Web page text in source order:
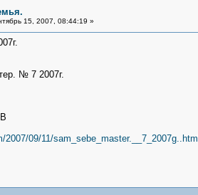
15, 2007, 08:44:19 »
№ 7 2007г.
2007/09/11/sam_sebe_master.__7_2007g..html